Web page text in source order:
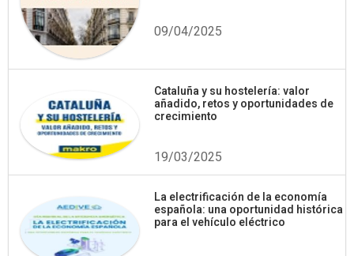
09/04/2025
Cataluña y su hostelería: valor
añadido, retos y oportunidades de
crecimiento
19/03/2025
La electrificación de la economía
española: una oportunidad histórica
para el vehículo eléctrico